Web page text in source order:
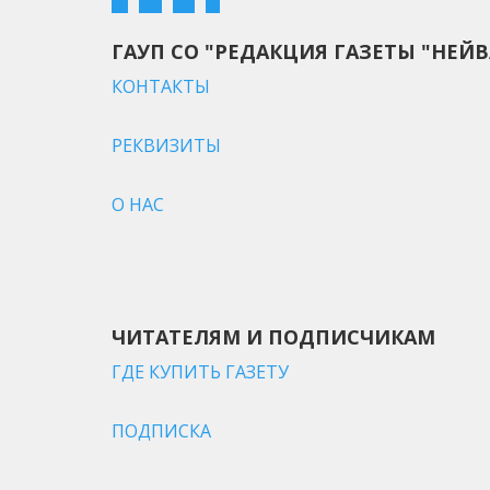
ГАУП СО "РЕДАКЦИЯ ГАЗЕТЫ
КОНТАКТЫ
РЕКВИЗИТЫ
О НАС
ЧИТАТЕЛЯМ И ПОДПИСЧИКАМ
ГДЕ КУПИТЬ ГАЗЕТУ
ПОДПИСКА